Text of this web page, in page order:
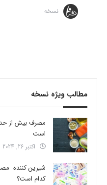
نسخه
مطالب ویژه نسخه
است
اکتبر 26, 2024
شیرین کننده
کدام است؟